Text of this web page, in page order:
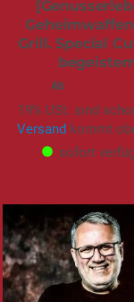
Grill. Special
Ab
19% USt. sind
Versandkommt
sofort